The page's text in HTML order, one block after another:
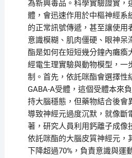
為新興毒品。科學實驗證實，
體，會迅速作用於中樞神經系
的正常訊號傳遞，甚至讓使用
意識模糊、肌肉僵硬、眼神呆
酯是如何在短短幾分鐘內癱瘓
經電生理實驗與動物模型，一
制。首先，依託咪酯會選擇性
GABA-A受體，這個受體本來
持大腦穩態，但藥物結合後會
導致神經元過度沉默，就像斷
著，研究人員利用鈣離子成像
依託咪酯的大腦皮質神經元，
下降超過70%，負責意識與運